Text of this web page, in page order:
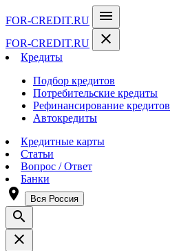
FOR-CREDIT.RU menu
FOR-CREDIT.RU close
Кредиты
Подбор кредитов
Потребительские кредиты
Рефинансирование кредитов
Автокредиты
Кредитные карты
Статьи
Вопрос / Ответ
Банки
room Вся Россия
search
close